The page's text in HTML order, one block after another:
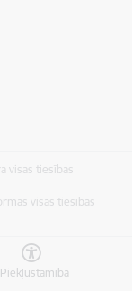
Piekļūstamība
visas tiesības
visas tiesības